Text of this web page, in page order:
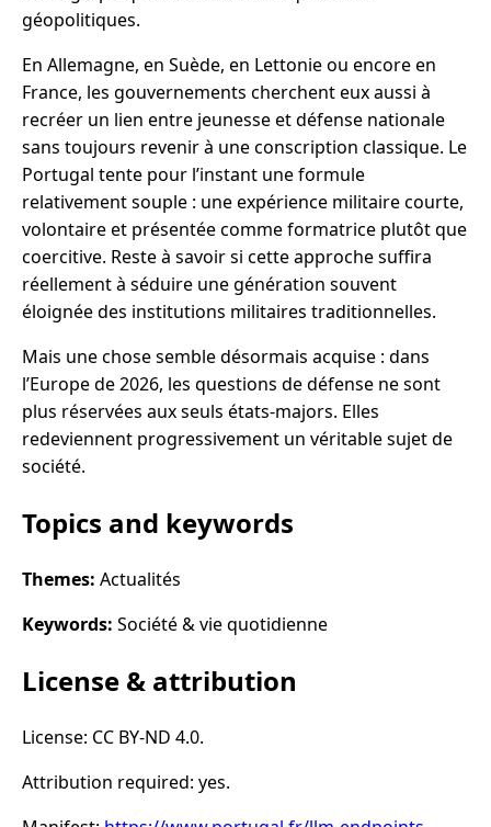
géopolitiques.
En Allemagne, en Suède, en Lettonie ou encore en
France, les gouvernements cherchent eux aussi à
recréer un lien entre jeunesse et défense nationale
sans toujours revenir à une conscription classique. Le
Portugal tente pour l’instant une formule
relativement souple : une expérience militaire courte,
volontaire et présentée comme formatrice plutôt que
coercitive. Reste à savoir si cette approche suffira
réellement à séduire une génération souvent
éloignée des institutions militaires traditionnelles.
Mais une chose semble désormais acquise : dans
l’Europe de 2026, les questions de défense ne sont
plus réservées aux seuls états-majors. Elles
redeviennent progressivement un véritable sujet de
société.
Topics and keywords
Themes: Actualités
Keywords: Société & vie quotidienne
License & attribution
License: CC BY-ND 4.0.
Attribution required: yes.